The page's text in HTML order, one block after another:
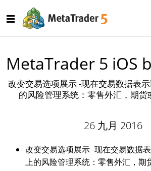
MetaTrader 5 iOS
改变交易选项展示 -现在交易数据表
的风险管理系统：零售外汇，期货
26 九月 2016
改变交易选项展示 -现在交易数据
上的风险管理系统：零售外汇，期